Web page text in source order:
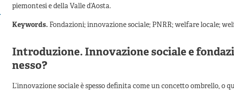
piemontesi e della Valle d’Aosta.
Keywords. Fondazioni; innovazione sociale; PNRR; welfare locale;
Introduzione. Innovazione sociale e
nesso?
L’innovazione sociale è spesso definita come un concetto ombrello, o